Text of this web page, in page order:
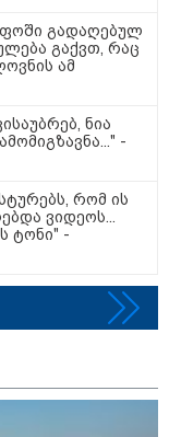
კიდევ ერთი
ადგილზე
პოლიცია და
რას წერს და რა
თათია
ტერიტორიების
და
ამ დანაშაულს" -
ინფორმაციას
- რას წერს
კაკაბაძე
გადაღებულ
გაქვთ, რაც
ამ
ნია
-
რომ ის
ვიდეოს...
ტონი" -